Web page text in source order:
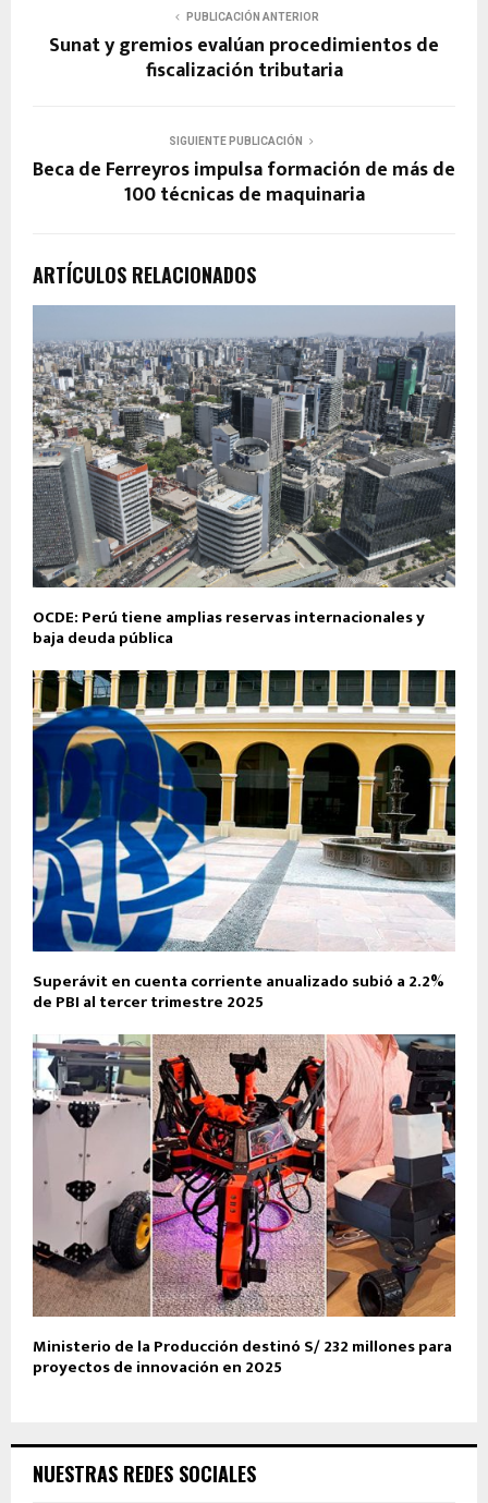
PUBLICACIÓN ANTERIOR
Sunat y gremios evalúan procedimientos de
fiscalización tributaria
SIGUIENTE PUBLICACIÓN
Beca de Ferreyros impulsa formación de más de
100 técnicas de maquinaria
ARTÍCULOS RELACIONADOS
OCDE: Perú tiene amplias reservas internacionales y
baja deuda pública
Superávit en cuenta corriente anualizado subió a 2.2%
de PBI al tercer trimestre 2025
Ministerio de la Producción destinó S/ 232 millones para
proyectos de innovación en 2025
NUESTRAS REDES SOCIALES